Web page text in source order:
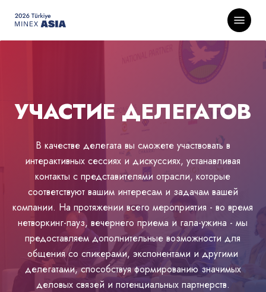
Menu
УЧАСТИЕ ДЕЛЕГАТОВ
В качестве делегата вы сможете участвовать в
интерактивных сессиях и дискуссиях, устанавливая
контакты с представителями отрасли, которые
соответствуют вашим интересам и задачам вашей
компании. На протяжении всего мероприятия - во время
нетворкинг-пауз, вечернего приема и гала-ужина - мы
предоставляем дополнительные возможности для
общения со спикерами, экспонентами и другими
делегатами, способствуя формированию значимых
деловых связей и потенциальных партнерств.